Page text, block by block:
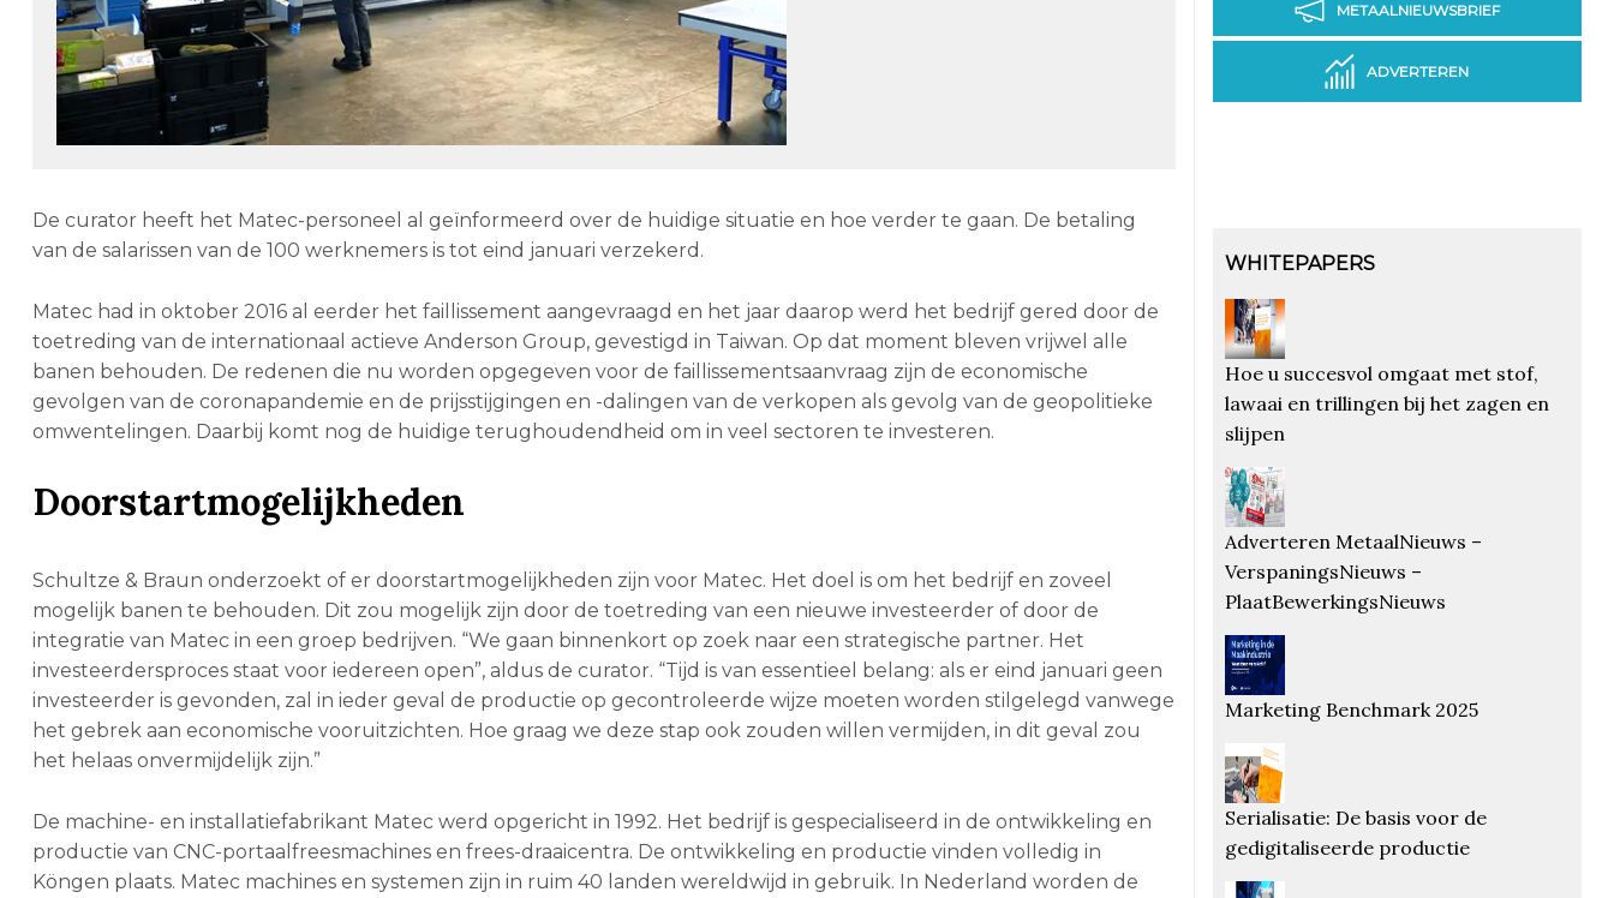
De curator heeft het Matec-personeel al geïnformeerd over de huidige situatie en hoe verder te gaan. De betaling
van de salarissen van de 100 werknemers is tot eind januari verzekerd.
Matec had in oktober 2016 al eerder het faillissement aangevraagd en het jaar daarop werd het bedrijf gered door de
toetreding van de internationaal actieve Anderson Group, gevestigd in Taiwan. Op dat moment bleven vrijwel alle
banen behouden. De redenen die nu worden opgegeven voor de faillissementsaanvraag zijn de economische
gevolgen van de coronapandemie en de prijsstijgingen en -dalingen van de verkopen als gevolg van de geopolitieke
omwentelingen. Daarbij komt nog de huidige terughoudendheid om in veel sectoren te investeren.
Doorstartmogelijkheden
Schultze & Braun onderzoekt of er doorstartmogelijkheden zijn voor Matec. Het doel is om het bedrijf en zoveel
mogelijk banen te behouden. Dit zou mogelijk zijn door de toetreding van een nieuwe investeerder of door de
integratie van Matec in een groep bedrijven. “We gaan binnenkort op zoek naar een strategische partner. Het
investeerdersproces staat voor iedereen open”, aldus de curator. “Tijd is van essentieel belang: als er eind januari geen
investeerder is gevonden, zal in ieder geval de productie op gecontroleerde wijze moeten worden stilgelegd vanwege
het gebrek aan economische vooruitzichten. Hoe graag we deze stap ook zouden willen vermijden, in dit geval zou
het helaas onvermijdelijk zijn.”
De machine- en installatiefabrikant Matec werd opgericht in 1992. Het bedrijf is gespecialiseerd in de ontwikkeling en
productie van CNC-portaalfreesmachines en frees-draaicentra. De ontwikkeling en productie vinden volledig in
Köngen plaats. Matec machines en systemen zijn in ruim 40 landen wereldwijd in gebruik. In Nederland worden de
METAALNIEUWSBRIEF
ADVERTEREN
WHITEPAPERS
Hoe u succesvol omgaat met stof,
lawaai en trillingen bij het zagen en
slijpen
Adverteren MetaalNieuws –
VerspaningsNieuws –
PlaatBewerkingsNieuws
Marketing Benchmark 2025
Serialisatie: De basis voor de
gedigitaliseerde productie